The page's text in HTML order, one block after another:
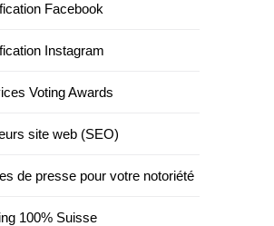
Facebook
Instagram
Voting Awards
site web (SEO)
de presse pour votre notoriété
100% Suisse